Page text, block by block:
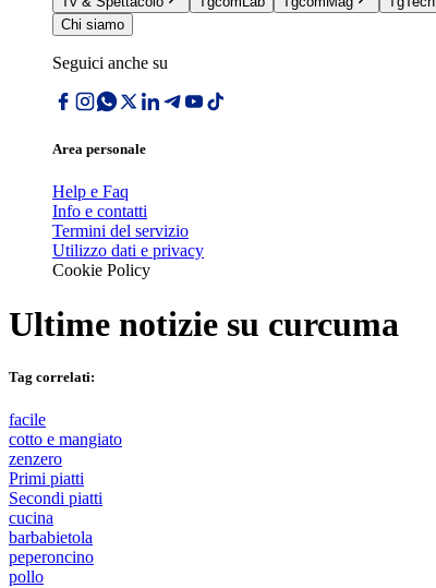
Chi siamo
Seguici anche su
Area personale
Help e Faq
Info e contatti
Termini del servizio
Utilizzo dati e privacy
Cookie Policy
Ultime notizie su curcuma
Tag correlati:
facile
cotto e mangiato
zenzero
Primi piatti
Secondi piatti
cucina
barbabietola
peperoncino
pollo